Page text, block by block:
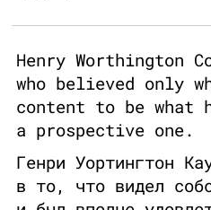
Henry Worthington
who believed only
content to be what
a prospective one.
Генри Уортингтон
в то, что видел